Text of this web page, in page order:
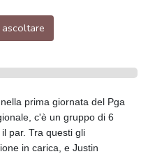
prima giornata del Pga
c'è un gruppo di 6
par. Tra questi gli
in carica, e Justin